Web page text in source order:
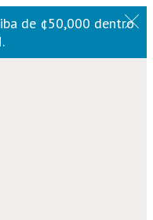
de ¢50,000 dentro